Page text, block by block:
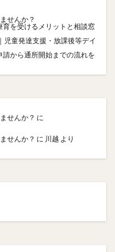
せんか？
を受けるメリットと相談窓
童発達支援・放課後等デイ
から通所開始までの流れを
せんか？ に
せんか？ に 川越 より